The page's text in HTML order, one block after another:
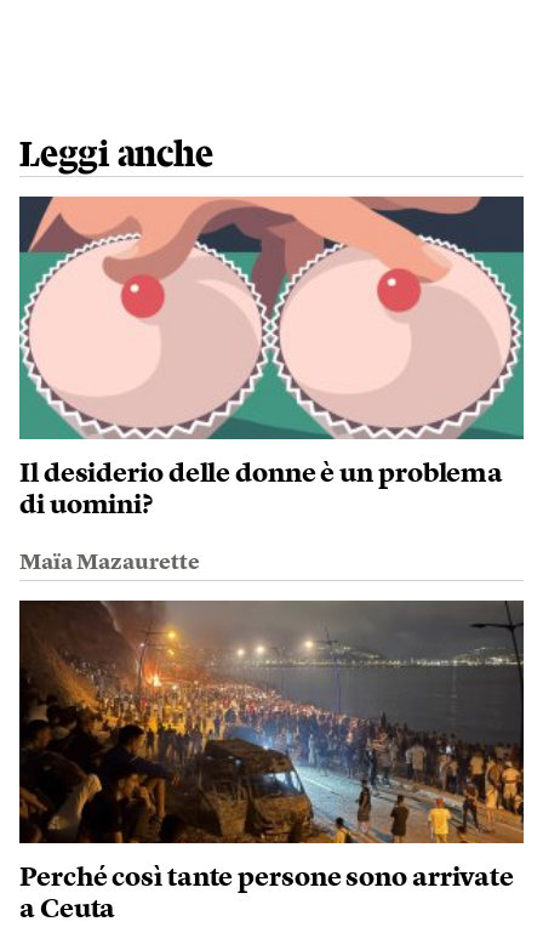
Leggi anche
Il desiderio delle donne è un problema
di uomini?
Maïa Mazaurette
Perché così tante persone sono arrivate
a Ceuta